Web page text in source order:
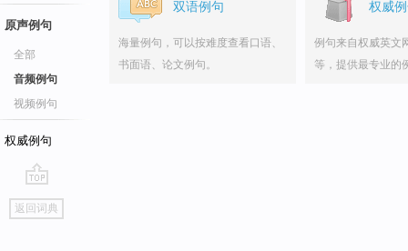
原声例句
全部
音频例句
视频例句
权威例句
go
top
返回词典
双语例句
海量例句，可以按难度查看口语、
书面语、论文例句。
权威
例句来自权威英文
等，提供最专业的